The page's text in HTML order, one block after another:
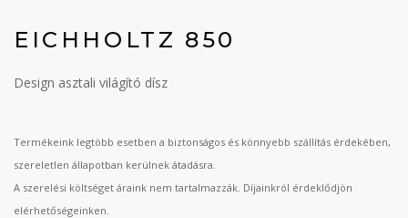
EICHHOLTZ 850
Design asztali világító dísz
Termékeink legtöbb esetben a biztonságos és könnyebb szállítás érdekében,
szereletlen állapotban kerülnek átadásra.
A szerelési költséget áraink nem tartalmazzák. Díjainkról érdeklődjön
elérhetőségeinken.